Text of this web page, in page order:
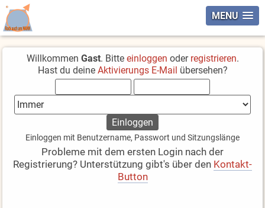
MENU
Willkommen Gast. Bitte einloggen oder registrieren.
Hast du deine Aktivierungs E-Mail übersehen?
Einloggen mit Benutzername, Passwort und Sitzungslänge
Probleme mit dem ersten Login nach der
Registrierung? Unterstützung gibt's über den Kontakt-
Button